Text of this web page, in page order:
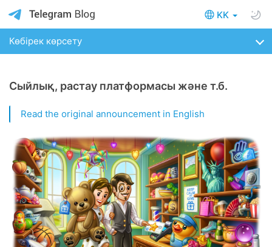
KK
Көбірек көрсету
Сыйлық, растау платформасы және т.б.
Read the original announcement in English